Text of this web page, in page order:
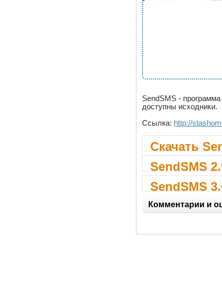
SendSMS -
доступны исходники.
Ссылка: http://
Скачать
SendSMS
SendSMS
Комментарии и